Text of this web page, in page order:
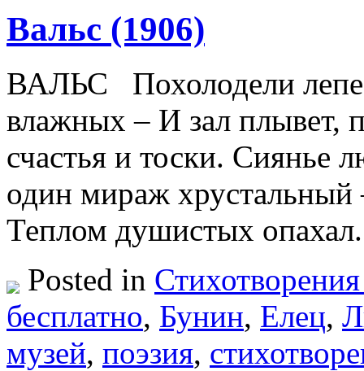
Вальс (1906)
ВАЛЬС Похолодели
влажных – И зал плывет,
счастья и тоски. Сиянье
один мираж хрустальный
Теплом душистых
Posted in
бесплатно, Бунин, Елец,
музей, поэзия,